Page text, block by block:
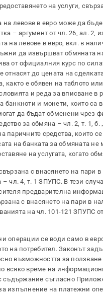
на услуги,
на левове в евро може да
– аргумент от чл. 26, ал. 2,
на левове в евро, вкл. в
да извършват обмяната
от официалния курс по
отнасят до цената на
както е обявен на таблото
и реда за вписване
банкноти и монети, които са
да бъдат обменени чрез
за обмяна – чл. 2, т. 1,
паричните средства, които
на банката за обмяната
на услугата, когато
с внасянето на пари
– чл. 4, т. 1 ЗПУПС. В тези
предварителна
с внасянето на пари в
на чл. 101-121 ЗПУПС
операции се води само в
на потребител. Законът
възможността за
всяко време на
съдържание съгласно
изпълнение на платежни